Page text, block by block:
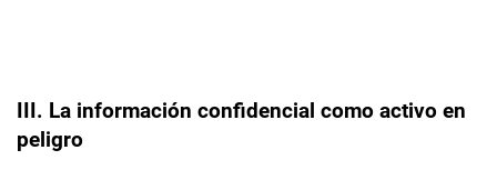
III. La información confidencial como activo en
peligro